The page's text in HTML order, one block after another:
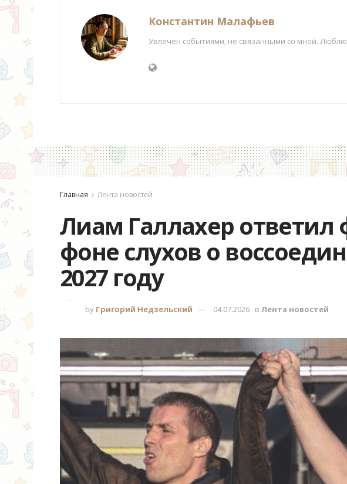
Константин Малафьев
Увлечен событиями, не связанными со мной. Люблю
Главная Лента новостей
Лиам Галлахер ответил
фоне слухов о
2027 году
by Григорий Недзельский 04.07.2026 в Лента новостей